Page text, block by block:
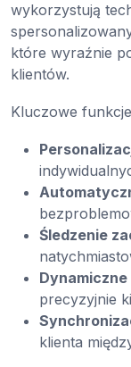
wykorzystują
które wyraźnie
klientów.
Kluczowe
Śledzenie
precyzyjnie
klienta